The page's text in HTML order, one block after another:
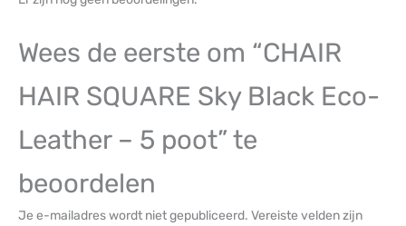
Wees de eerste om “CHAIR
HAIR SQUARE Sky Black Eco-
Leather – 5 poot” te
beoordelen
Je e-mailadres wordt niet gepubliceerd. Vereiste velden zijn